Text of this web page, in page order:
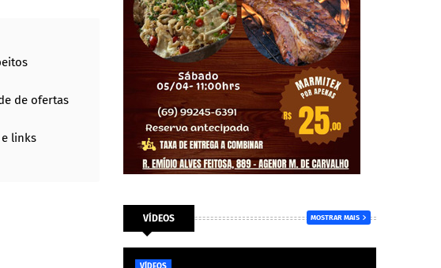
de ofertas
links
VÍDEOS MOSTRAR MAIS